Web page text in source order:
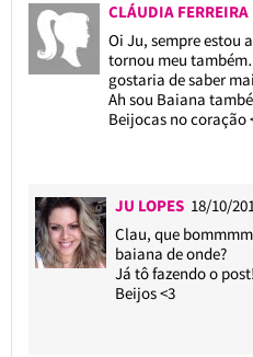
CLÁUDIA FERREIRA
Oi Ju, sempre estou
tornou meu
gostaria de saber
Ah sou Baiana
Beijocas no coração
JU LOPES 18/10/
Clau, que
baiana de onde?
Já tô fazendo o post!
Beijos <3